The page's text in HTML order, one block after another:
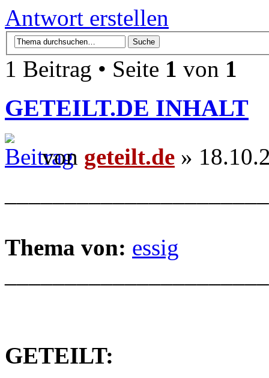
Antwort erstellen
1 Beitrag • Seite 1 von 1
GETEILT.DE INHALT
von geteilt.de »
Thema von: essig
GETEILT: